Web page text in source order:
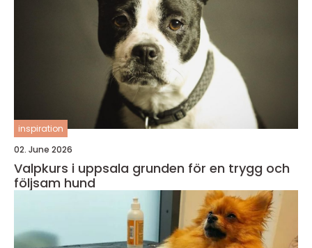
inspiration
02. June 2026
Valpkurs i uppsala grunden för en trygg och
följsam hund